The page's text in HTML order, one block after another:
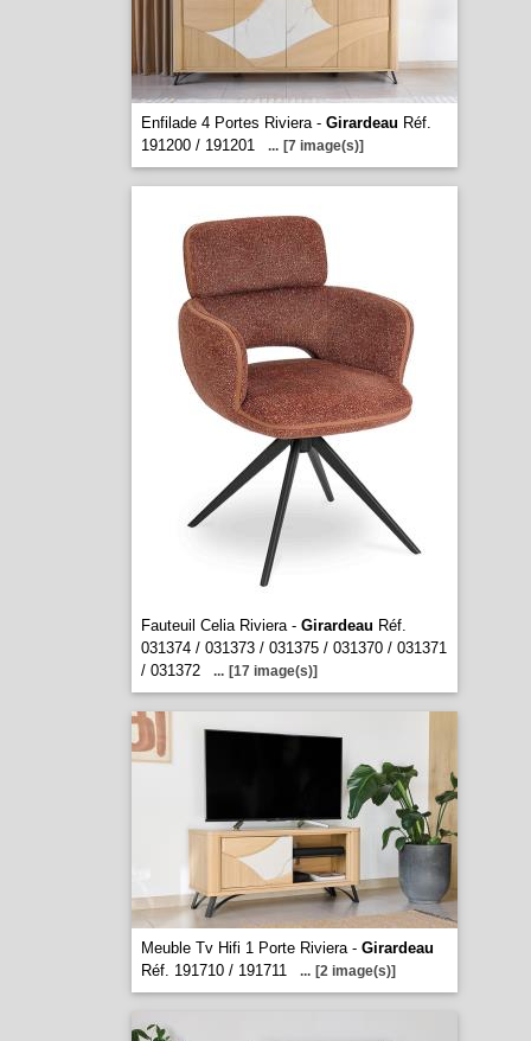
Enfilade 4 Portes Riviera - Girardeau Réf.
191200 / 191201
... [7 image(s)]
Fauteuil Celia Riviera - Girardeau Réf.
031374 / 031373 / 031375 / 031370 / 031371
/ 031372
... [17 image(s)]
Meuble Tv Hifi 1 Porte Riviera - Girardeau
Réf. 191710 / 191711
... [2 image(s)]